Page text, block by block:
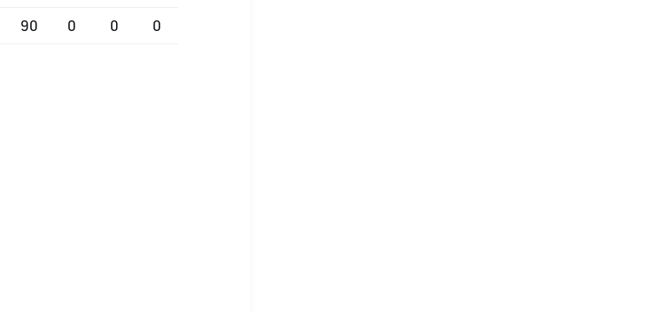
90 0 0 0